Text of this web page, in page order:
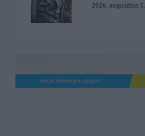
2026. augusztus 5.
Ha jó élményre utazol